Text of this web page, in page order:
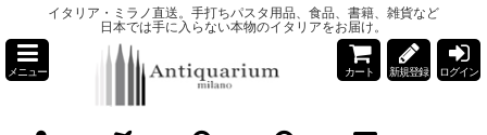
イタリア・ミラノ直送。手打ちパスタ用品、食品、書籍、雑貨など
日本では手に入らない本物のイタリアをお届け。
メニュー カート 新規登録 ログイン